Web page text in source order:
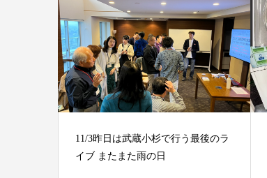
11/3昨日は武蔵小杉で行う最後のラ
イブ またまた雨の日